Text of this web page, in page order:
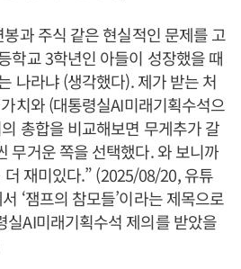
과 주식 같은 현실적인 문제를 고
학교 3학년인 아들이 성장했을 때
나라냐 (생각했다). 제가 받는 처
치와 (대통령실AI미래기획수석으
총합을 비교해보면 무게추가 갈
무거운 쪽을 선택했다. 와 보니까
재미있다.” (2025/08/20, 유튜
‘잼프의 참모들’이라는 제목으로
실AI미래기획수석 제의를 받았을